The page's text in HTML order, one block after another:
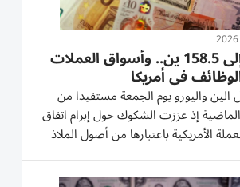
الدولار يرتفع إلى 158.5 ين.. وأسواق العملات
في أمريكا
الين واليورو يوم الجمعة مستفيدا من
إذ عززت الشكوك حول إبرام اتفاق
الأمريكية باعتبارها من أصول الملاذ
كذلك بدعم من ارتفاع عوائد سندات
بعد أن أشار ​تقرير لصحيفة...